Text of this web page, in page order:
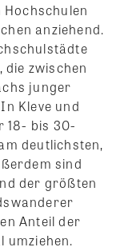
anziehend.
zwischen
junger
Kleve und
18- bis 30-
deutlichsten,
sind
der größten
Anteil der
umziehen.